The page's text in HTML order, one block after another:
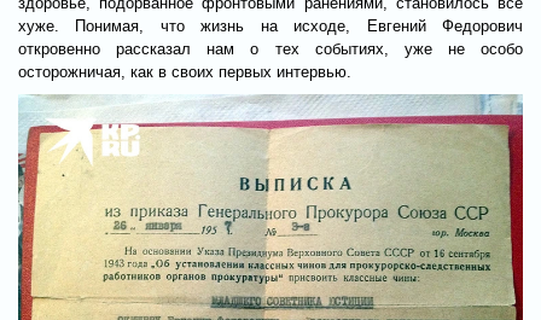
хуже. Понимая, что жизнь на исходе, Евгений Федорович
откровенно рассказал нам о тех событиях, уже не особо
осторожничая, как в своих первых интервью.